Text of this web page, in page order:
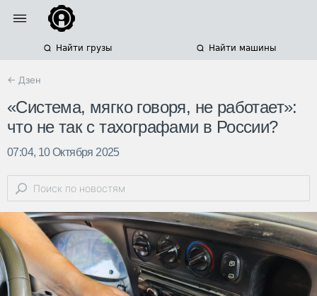
Найти грузы Найти машины
← Дзен
«Система, мягко говоря, не работает»:
что не так с тахографами в России?
07:04, 10 Октября 2025